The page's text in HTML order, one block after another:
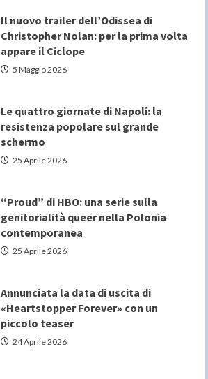
Il nuovo trailer dell’Odissea di
Christopher Nolan: per la prima volta
appare il Ciclope
5 Maggio 2026
Le quattro giornate di Napoli: la
resistenza popolare sul grande
schermo
25 Aprile 2026
“Proud” di HBO: una serie sulla
genitorialità queer nella Polonia
contemporanea
25 Aprile 2026
Annunciata la data di uscita di
«Heartstopper Forever» con un
piccolo teaser
24 Aprile 2026